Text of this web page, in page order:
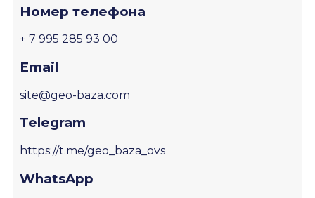
Номер телефона
+ 7 995 285 93 00
Email
site@geo-baza.com
Telegram
https://t.me/geo_baza_ovs
WhatsApp